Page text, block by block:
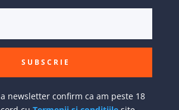
SUBSCRIE
newsletter confirm ca am peste 18